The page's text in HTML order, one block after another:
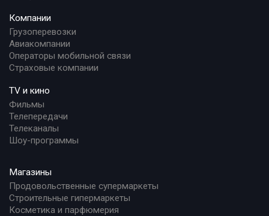
Компании
Грузоперевозки
Авиакомпании
Операторы мобильной связи
Страховые компании
TV и кино
Фильмы
Телепередачи
Телеканалы
Шоу-программы
Магазины
Продовольственные супермаркеты
Строительные гипермаркеты
Косметика и парфюмерия